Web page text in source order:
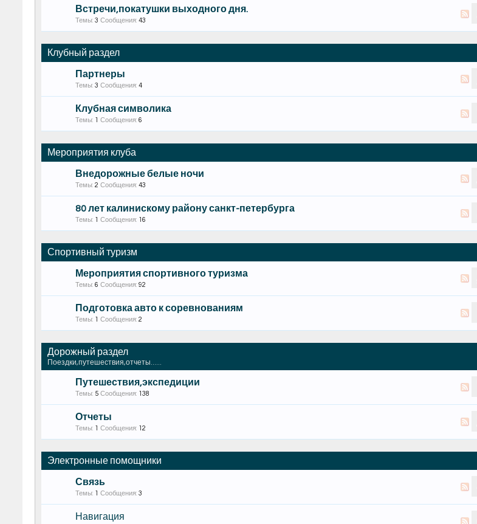
Встречи,покатушки выходного дня.
Темы: 3 Сообщения: 43
Клубный раздел
Партнеры
Темы: 3 Сообщения: 4
Клубная символика
Темы: 1 Сообщения: 6
Мероприятия клуба
Внедорожные белые ночи
Темы: 2 Сообщения: 43
80 лет калинискому району санкт-петербурга
Темы: 1 Сообщения: 16
Спортивный туризм
Мероприятия спортивного туризма
Темы: 6 Сообщения: 92
Подготовка авто к соревнованиям
Темы: 1 Сообщения: 2
Дорожный раздел
Поездки,путешествия,отчеты......
Путешествия,экспедиции
Темы: 5 Сообщения: 138
Отчеты
Темы: 1 Сообщения: 12
Электронные помощники
Связь
Темы: 1 Сообщения: 3
Навигация